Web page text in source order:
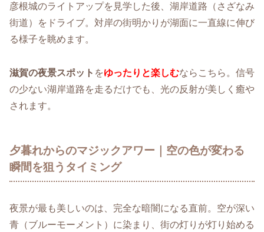
彦根城のライトアップを見学した後、湖岸道路（さざなみ
街道）をドライブ。対岸の街明かりが湖面に一直線に伸び
る様子を眺めます。
滋賀の夜景スポット をゆったりと楽しむならこちら。信号
の少ない湖岸道路を走るだけでも、光の反射が美しく癒や
されます。
夕暮れからのマジックアワー｜空の色が変わる
瞬間を狙うタイミング
夜景が最も美しいのは、完全な暗闇になる直前。空が深い
青（ブルーモーメント）に染まり、街の灯りが灯り始める